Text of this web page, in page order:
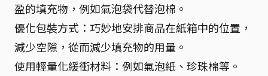
盈的填充物，例如氣泡袋代替泡棉。
優化包裝方式：巧妙地安排商品在紙箱中的位置，
減少空隙，從而減少填充物的用量。
使用輕量化緩衝材料：例如氣泡紙、珍珠棉等。